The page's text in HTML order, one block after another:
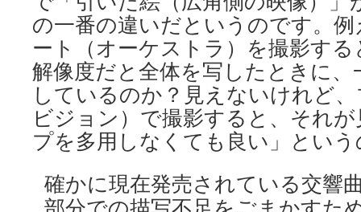
の一番の違いだというのです。
ート（オーケストラ）を撮影す
解像度だと全体を写したときに
しているのか？見えないけれど
ビジョン）で撮影すると、それ
プを多用しなくても良い」とい
確かに現在発売されている交響